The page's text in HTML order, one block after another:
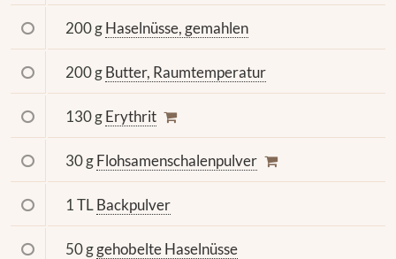
200 gHaselnüsse, gemahlen
200 gButter, Raumtemperatur
130 gErythrit
30 gFlohsamenschalenpulver
1 TLBackpulver
50 ggehobelte Haselnüsse